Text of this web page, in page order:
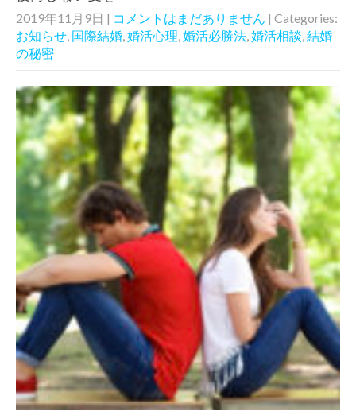
2019年11月9日 | コメントはまだありません | Categories:
お知らせ, 国際結婚,婚活心理,婚活必勝法,婚活相談,結婚
の秘密